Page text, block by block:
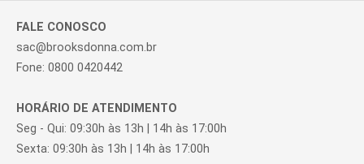
FALE CONOSCO
sac@brooksdonna.com.br
Fone: 0800 0420442
HORÁRIO DE ATENDIMENTO
Seg - Qui: 09:30h às 13h | 14h às 17:00h
Sexta: 09:30h às 13h | 14h às 17:00h